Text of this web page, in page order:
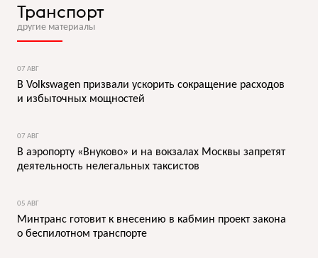
Транспорт
другие материалы
07 АВГ
В Volkswagen призвали ускорить сокращение расходов
и избыточных мощностей
07 АВГ
В аэропорту «Внуково» и на вокзалах Москвы запретят
деятельность нелегальных таксистов
05 АВГ
Минтранс готовит к внесению в кабмин проект закона
о беспилотном транспорте